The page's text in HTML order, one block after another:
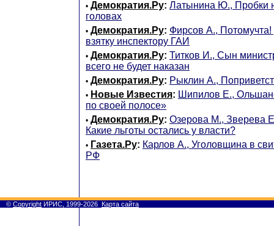
• Демократия.Ру: Латынина Ю., Пробки
головах
• Демократия.Ру: Фирсов А., Потомучта!
взятку инспектору ГАИ
• Демократия.Ру: Титков И., Сын
всего не будет наказан
• Демократия.Ру: Рыклин А.,
• Новые Известия: Шипилов Е.,
по своей полосе»
• Демократия.Ру: Озерова М., Зверева
Какие льготы остались у власти?
• Газета.Ру: Карлов А., Уголовщина в
РФ
© Copyright ИРИС, 1999-2026 Карта сайта